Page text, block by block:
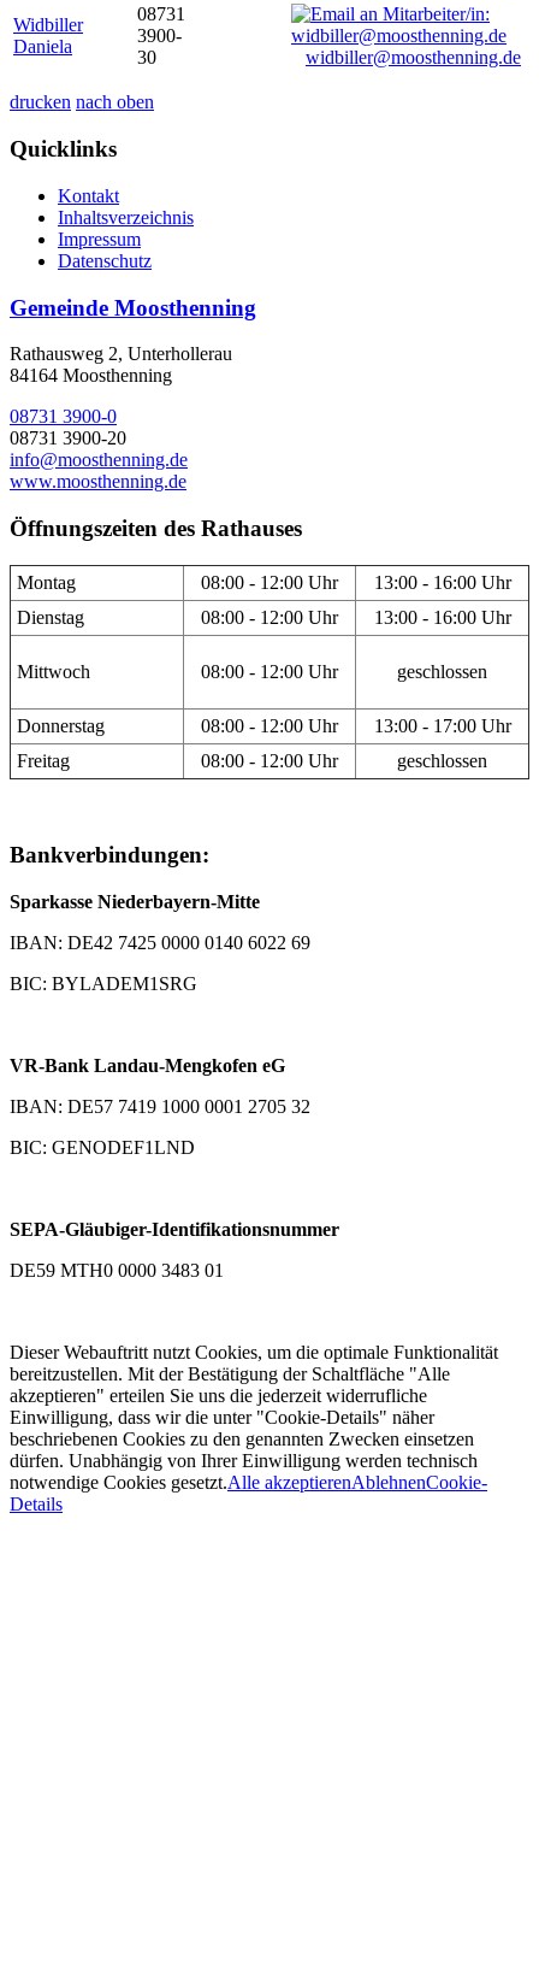
Widbiller
Daniela
08731
3900-
30
widbiller@moosthenning.de
drucken nach oben
Quicklinks
Kontakt
Inhaltsverzeichnis
Impressum
Datenschutz
Gemeinde Moosthenning
Rathausweg 2, Unterhollerau
84164 Moosthenning
08731 3900-0
08731 3900-20
info@moosthenning.de
www.moosthenning.de
Öffnungszeiten des Rathauses
Montag 08:00 - 12:00 Uhr
13:00 - 16:00 Uhr
Dienstag
08:00 - 12:00 Uhr 13:00 - 16:00 Uhr
Mittwoch 08:00 - 12:00 Uhr geschlossen
Donnerstag 08:00 - 12:00 Uhr
13:00 - 17:00 Uhr
Freitag
08:00 - 12:00 Uhr geschlossen
Bankverbindungen:
Sparkasse Niederbayern-Mitte
IBAN: DE42 7425 0000 0140 6022 69
BIC: BYLADEM1SRG
VR-Bank Landau-Mengkofen eG
IBAN: DE57 7419 1000 0001 2705 32
BIC: GENODEF1LND
SEPA-Gläubiger-Identifikationsnummer
DE59 MTH0 0000 3483 01
Dieser Webauftritt nutzt Cookies, um die optimale Funktionalität
bereitzustellen. Mit der Bestätigung der Schaltfläche "Alle
akzeptieren" erteilen Sie uns die jederzeit widerrufliche
Einwilligung, dass wir die unter "Cookie-Details" näher
beschriebenen Cookies zu den genannten Zwecken einsetzen
dürfen. Unabhängig von Ihrer Einwilligung werden technisch
notwendige Cookies gesetzt.Alle akzeptierenAblehnenCookie-
Details